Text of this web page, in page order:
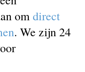
omdirect
. We zijn 24